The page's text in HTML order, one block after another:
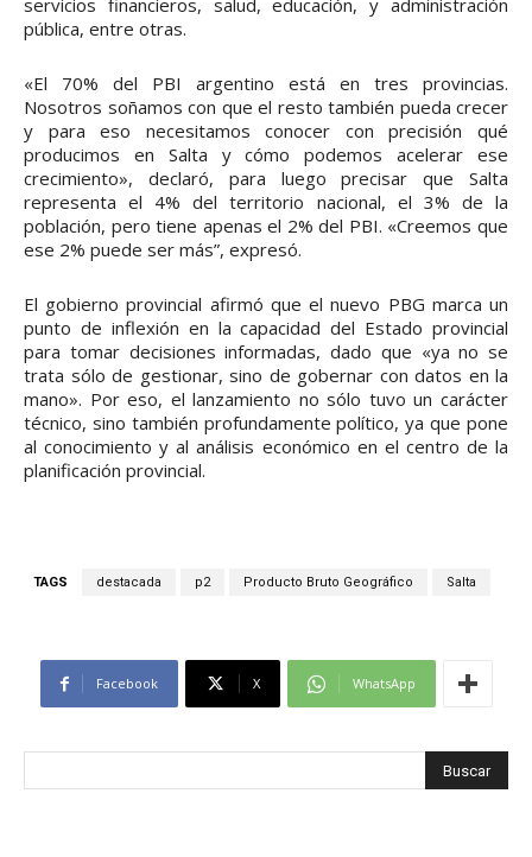
servicios financieros, salud, educación, y administración
pública, entre otras.
«El 70% del PBI argentino está en tres provincias.
Nosotros soñamos con que el resto también pueda crecer
y para eso necesitamos conocer con precisión qué
producimos en Salta y cómo podemos acelerar ese
crecimiento», declaró, para luego precisar que Salta
representa el 4% del territorio nacional, el 3% de la
población, pero tiene apenas el 2% del PBI. «Creemos que
ese 2% puede ser más”, expresó.
El gobierno provincial afirmó que el nuevo PBG marca un
punto de inflexión en la capacidad del Estado provincial
para tomar decisiones informadas, dado que «ya no se
trata sólo de gestionar, sino de gobernar con datos en la
mano». Por eso, el lanzamiento no sólo tuvo un carácter
técnico, sino también profundamente político, ya que pone
al conocimiento y al análisis económico en el centro de la
planificación provincial.
TAGS destacada p2 Producto Bruto Geográfico Salta
Facebook X WhatsApp